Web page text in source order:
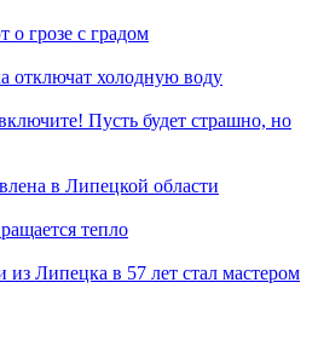
о грозе с градом
отключат холодную воду
Пусть будет страшно, но
в Липецкой области
тепло
из Липецка в 57 лет стал мастером